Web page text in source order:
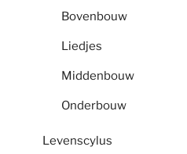
Bovenbouw
Liedjes
Middenbouw
Onderbouw
Levenscylus